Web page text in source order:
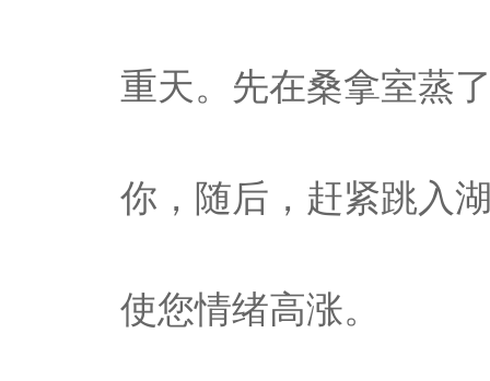
重天。先在桑拿室蒸
你，随后，赶紧跳入
使您情绪高涨。